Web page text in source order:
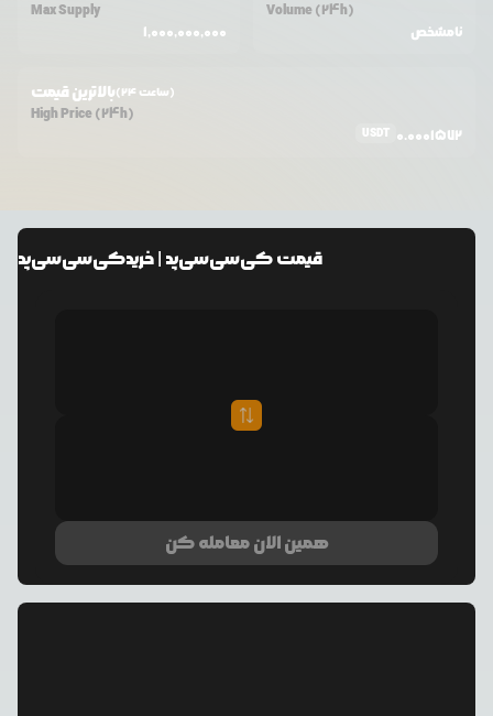
Max Supply
1,000,000,000
Volume (24h)
نامشخص
بالاترین قیمت (24 ساعت)
High Price (24h)
USDT 0.0001572
قیمتکی‌سی‌سی‌پد | خریدکی‌سی‌سی‌پد
همین الان معامله کن